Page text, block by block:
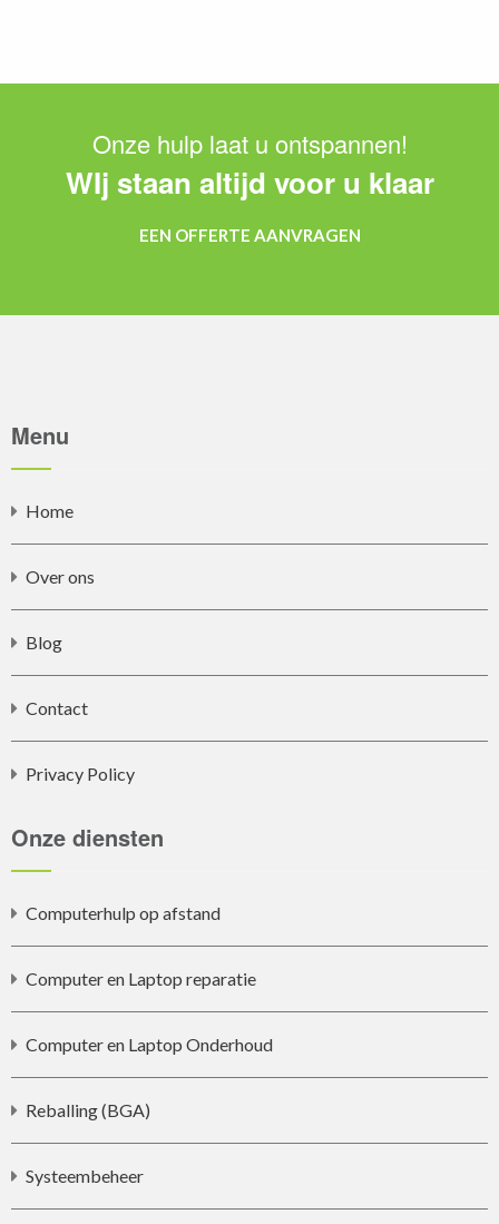
Onze hulp laat u ontspannen!
WIj staan altijd voor u klaar
EEN OFFERTE AANVRAGEN
Menu
Home
Over ons
Blog
Contact
Privacy Policy
Onze diensten
Computerhulp op afstand
Computer en Laptop reparatie
Computer en Laptop Onderhoud
Reballing (BGA)
Systeembeheer